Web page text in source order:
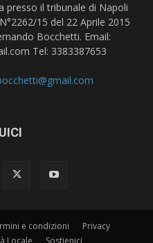
presso il tribunale di Napoli
15 del 22 Aprile 2015
Bocchetti. Email:
Tel: 3383387653
e condizioni
Privacy
Locale Sostienici